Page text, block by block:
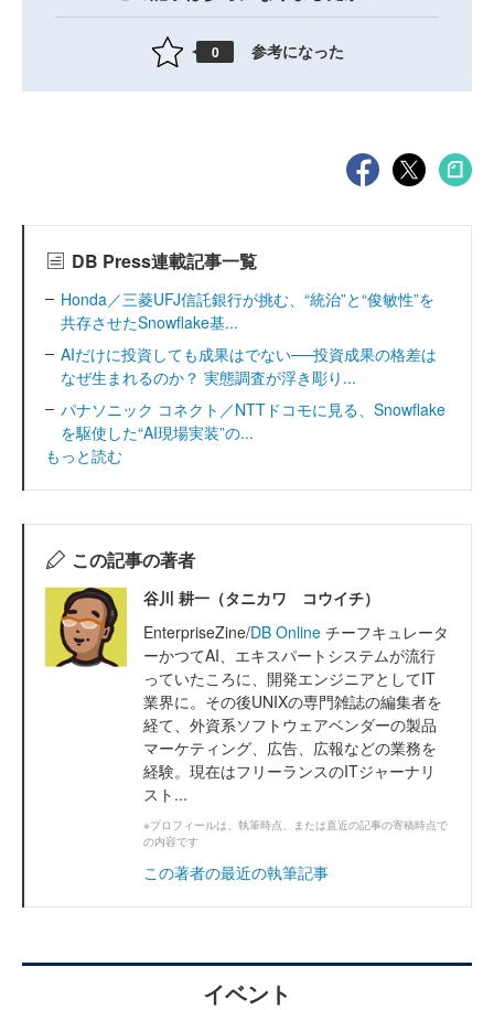
0 参考になった
DB Press連載記事一覧
Honda／三菱UFJ信託銀行が挑む、“統治”と“俊敏性”を
共存させたSnowflake基...
AIだけに投資しても成果はでない──投資成果の格差は
なぜ生まれるのか？ 実態調査が浮き彫り...
パナソニック コネクト／NTTドコモに見る、Snowflake
を駆使した“AI現場実装”の...
もっと読む
この記事の著者
谷川 耕一（タニカワ コウイチ）
EnterpriseZine/DB Online チーフキュレータ
ーかつてAI、エキスパートシステムが流行
っていたころに、開発エンジニアとしてIT
業界に。その後UNIXの専門雑誌の編集者を
経て、外資系ソフトウェアベンダーの製品
マーケティング、広告、広報などの業務を
経験。現在はフリーランスのITジャーナリ
スト...
※プロフィールは、執筆時点、または直近の記事の寄稿時点で
の内容です
この著者の最近の執筆記事
イベント